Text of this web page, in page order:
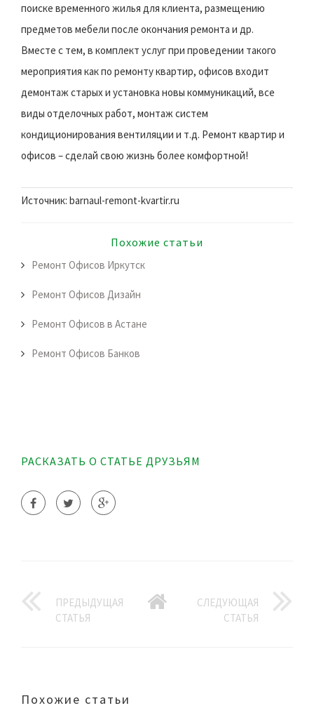
поиске временного жилья для клиента, размещению
предметов мебели после окончания ремонта и др.
Вместе с тем, в комплект услуг при проведении такого
мероприятия как по ремонту квартир, офисов входит
демонтаж старых и установка новы коммуникаций, все
виды отделочных работ, монтаж систем
кондиционирования вентиляции и т.д. Ремонт квартир и
офисов – сделай свою жизнь более комфортной!
Источник: barnaul-remont-kvartir.ru
Похожие статьи
Ремонт Офисов Иркутск
Ремонт Офисов Дизайн
Ремонт Офисов в Астане
Ремонт Офисов Банков
РАСКАЗАТЬ О СТАТЬЕ ДРУЗЬЯМ
ПРЕДЫДУЩАЯ
СТАТЬЯ
СЛЕДУЮЩАЯ
СТАТЬЯ
Похожие статьи